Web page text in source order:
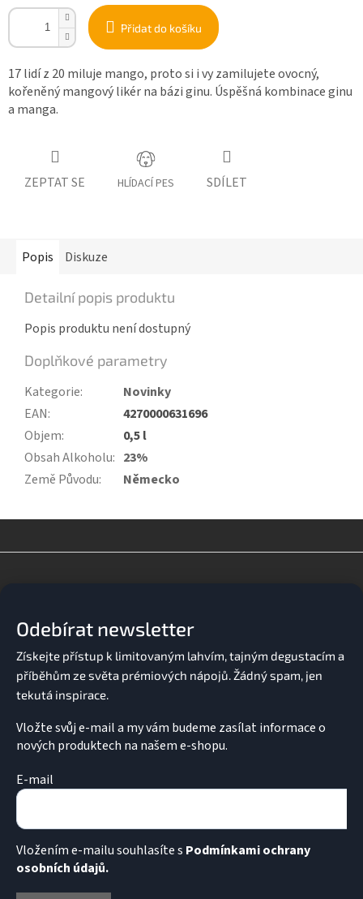
Přidat do košíku
17 lidí z 20 miluje mango, proto si i vy zamilujete ovocný,
kořeněný mangový likér na bázi ginu. Úspěšná kombinace ginu
a manga.
ZEPTAT SE HLÍDACÍ PES SDÍLET
Popis Diskuze
Detailní popis produktu
Popis produktu není dostupný
Doplňkové parametry
Kategorie:
Novinky
EAN:
4270000631696
Objem:
0,5 l
Obsah Alkoholu: 23%
Země Původu: Německo
Odebírat newsletter
Vložte svůj e-mail a my vám budeme zasílat informace o
nových produktech na našem e-shopu.
E-mail
Vložením e-mailu souhlasíte s Podmínkami ochrany
osobních údajů.